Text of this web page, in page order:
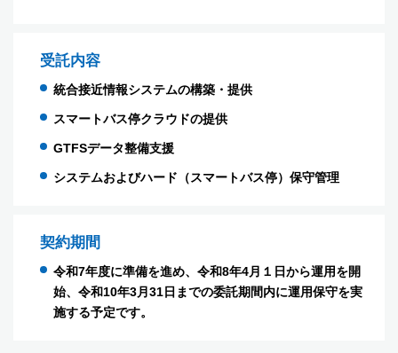
受託内容
統合接近情報システムの構築・提供
スマートバス停クラウドの提供
GTFSデータ整備支援
システムおよびハード（スマートバス停）保守管理
契約期間
令和7年度に準備を進め、令和8年4月１日から運用を開
始、令和10年3月31日までの委託期間内に運用保守を実
施する予定です。